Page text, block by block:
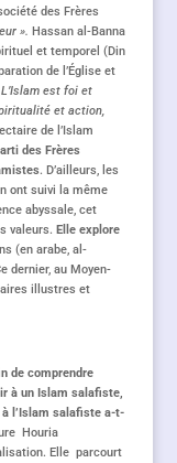
des Frères
». Hassan al-Banna
et temporel (Din
de l’Église et
L’Islam est foi et
et action,
de l’Islam
des Frères
. D’ailleurs, les
ont suivi la même
abyssale, cet
valeurs. Elle explore
(en arabe, al-
dernier, au Moyen-
illustres et
de comprendre
à un Islam salafiste,
l’Islam salafiste a-t-
Houria
Elle parcourt